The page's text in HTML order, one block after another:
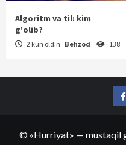
Algoritm va til: kim
g'olib?
2 kun oldin Behzod 138
© «Hurriyat» — mustaqil